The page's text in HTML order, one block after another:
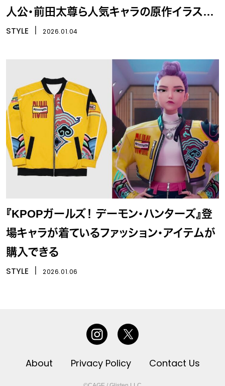
人公・前田太尊ら人気キャラの原作イラスト
を使用
STYLE 2026.01.04
『KPOPガールズ！ デーモン・ハンターズ』登
場キャラが着ているファッション・アイテムが
購入できる
STYLE 2026.01.06
About Privacy Policy Contact Us